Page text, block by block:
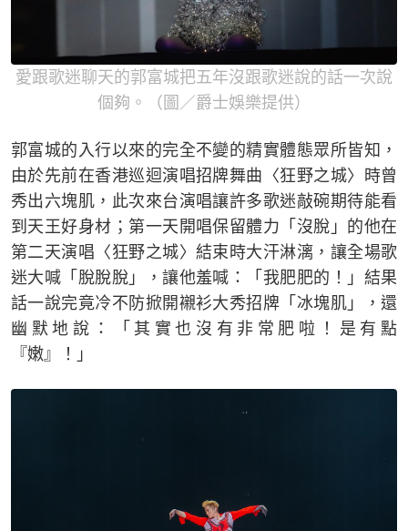
愛跟歌迷聊天的郭富城把五年沒跟歌迷說的話一次說
個夠。（圖／爵士娛樂提供）
郭富城的入行以來的完全不變的精實體態眾所皆知，
由於先前在香港巡迴演唱招牌舞曲〈狂野之城〉時曾
秀出六塊肌，此次來台演唱讓許多歌迷敲碗期待能看
到天王好身材；第一天開唱保留體力「沒脫」的他在
第二天演唱〈狂野之城〉結束時大汗淋漓，讓全場歌
迷大喊「脫脫脫」，讓他羞喊：「我肥肥的！」結果
話一說完竟冷不防掀開襯衫大秀招牌「冰塊肌」，還
幽默地說：「其實也沒有非常肥啦！是有點
『嫩』！」